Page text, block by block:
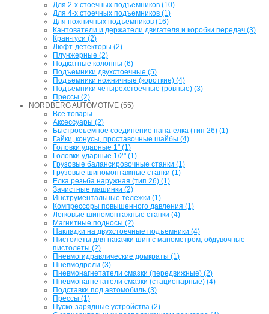
Для 2-х стоечных подъемников (10)
Для 4-х стоечных подъемников (1)
Для ножничных подъемников (16)
Кантователи и держатели двигателя и коробки передач (3)
Кран-гуси (2)
Люфт-детекторы (2)
Плунжерные (2)
Подкатные колонны (6)
Подъемники двухстоечные (5)
Подъемники ножничные (короткие) (4)
Подъемники четырехстоечные (ровные) (3)
Прессы (2)
NORDBERG AUTOMOTIVE (55)
Все товары
Аксессуары (2)
Быстросъемное соединение папа-елка (тип 26) (1)
Гайки, конусы, проставочные шайбы (4)
Головки ударные 1" (1)
Головки ударные 1/2" (1)
Грузовые балансировочные станки (1)
Грузовые шиномонтажные станки (1)
Елка резьба наружная (тип 26) (1)
Зачистные машинки (2)
Инструментальные тележки (1)
Компрессоры повышенного давления (1)
Легковые шиномонтажные станки (4)
Магнитные подносы (2)
Накладки на двухстоечные подъемники (4)
Пистолеты для накачки шин с манометром, обдувочные
пистолеты (2)
Пневмогидравлические домкраты (1)
Пневмодрели (3)
Пневмонагнетатели смазки (передвижные) (2)
Пневмонагнетатели смазки (стационарные) (4)
Подставки под автомобиль (3)
Прессы (1)
Пуско-зарядные устройства (2)